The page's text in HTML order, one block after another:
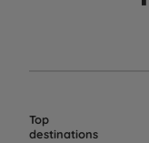
Top
destinations